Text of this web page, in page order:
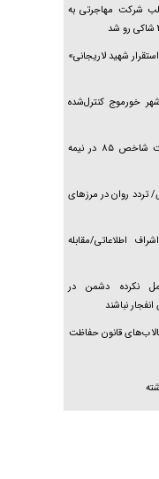
هوش مصنوعی، بستر وقوع ۵۵ درصد جرایم سایبری
شرکت مهاجرتی به
شهید لاریجانی»
خورموج کنترل‌شده
روان در مرز‌های
اطلاعاتی/مقابله
نباشند
قانون حفاظت